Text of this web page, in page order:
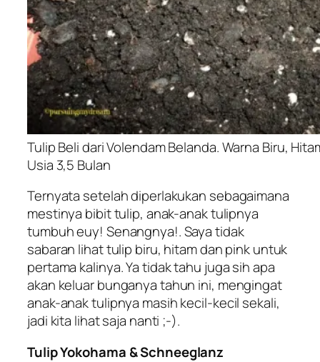
Tulip Beli dari Volendam Belanda. Warna Biru,
Usia 3,5 Bulan
Ternyata setelah diperlakukan sebagaimana
mestinya bibit tulip, anak-anak tulipnya
tumbuh euy! Senangnya!. Saya tidak
sabaran lihat tulip biru, hitam dan pink untuk
pertama kalinya. Ya tidak tahu juga sih apa
akan keluar bunganya tahun ini, mengingat
anak-anak tulipnya masih kecil-kecil sekali,
jadi kita lihat saja nanti ;-).
Tulip Yokohama & Schneeglanz